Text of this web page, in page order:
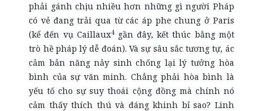
phải gánh chịu nhiều hơn những gì người Pháp
có vẻ đang trải qua từ các áp phe chung ở Paris
(kể đến vụ Caillaux4gần đây, kết thúc bằng một
trò hề pháp lý dễ đoán). Và sự sâu sắc tương tự, ác
cảm bản năng nảy sinh chống lại lý tưởng hòa
bình của sự văn minh. Chẳng phải hòa bình là
yếu tố cho sự suy thoái cộng đồng mà chính nó
cảm thấy thích thú và đáng khinh bỉ sao? Linh